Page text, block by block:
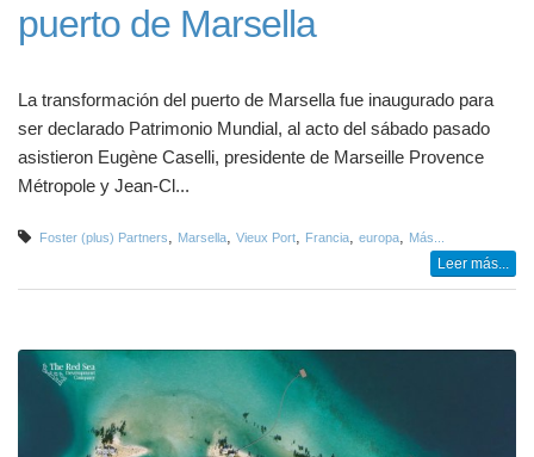
puerto de Marsella
La transformación del puerto de Marsella fue inaugurado para
ser declarado Patrimonio Mundial, al acto del sábado pasado
asistieron Eugène Caselli, presidente de Marseille Provence
Métropole y Jean-Cl...
Foster (plus) Partners, Marsella, Vieux Port, Francia, europa, Más...
Leer más...